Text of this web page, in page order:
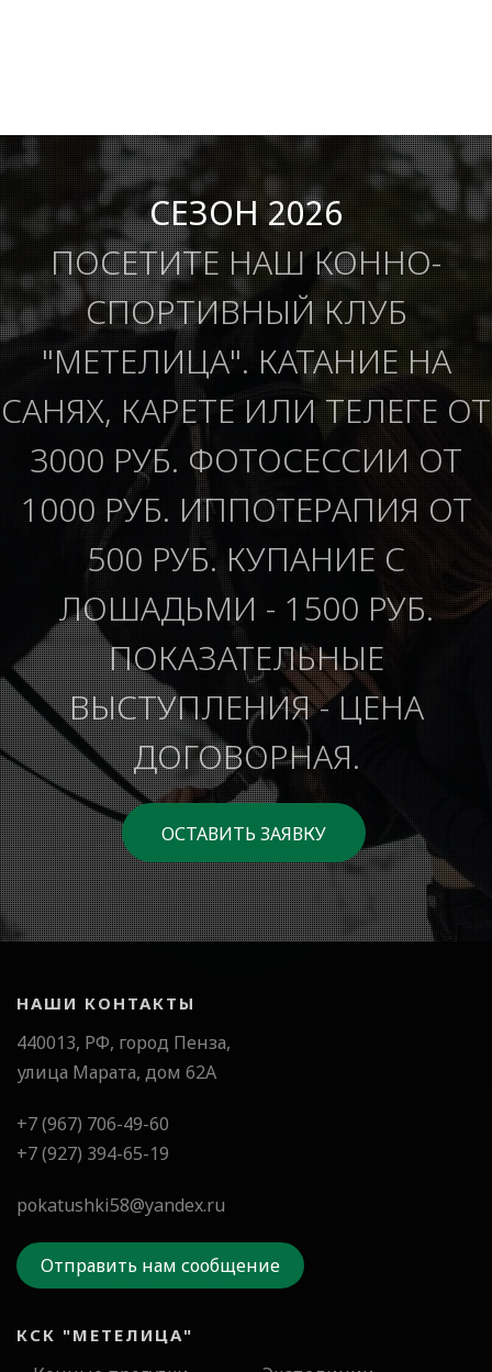
СЕЗОН 2026
ПОСЕТИТЕ НАШ КОННО-
СПОРТИВНЫЙ КЛУБ
"МЕТЕЛИЦА". КАТАНИЕ НА
САНЯХ, КАРЕТЕ ИЛИ ТЕЛЕГЕ ОТ
3000 РУБ. ФОТОСЕССИИ ОТ
1000 РУБ. ИППОТЕРАПИЯ ОТ
500 РУБ. КУПАНИЕ С
ЛОШАДЬМИ - 1500 РУБ.
ПОКАЗАТЕЛЬНЫЕ
ВЫСТУПЛЕНИЯ - ЦЕНА
ДОГОВОРНАЯ.
ОСТАВИТЬ ЗАЯВКУ
НАШИ КОНТАКТЫ
440013, РФ, город Пенза,
улица Марата, дом 62А
+7 (967) 706-49-60
+7 (927) 394-65-19
pokatushki58@yandex.ru
Отправить нам сообщение
КСК "МЕТЕЛИЦА"